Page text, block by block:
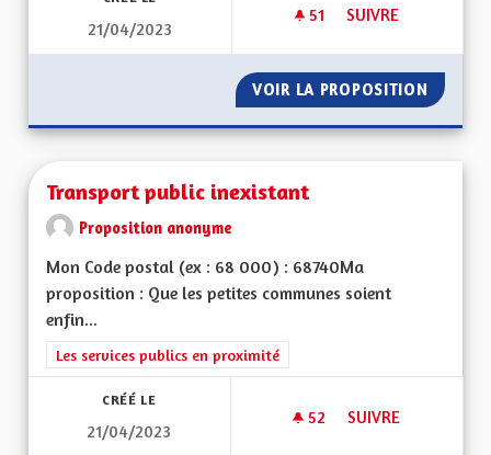
21/04/2023
51 51 ABONNÉS
SUIVRE
VOIR LA PROPOSITION
Transport public inexistant
Proposition anonyme
Mon Code postal (ex : 68 000) : 68740Ma
proposition : Que les petites communes soient
enfin...
Filtrer les résultats de la catégorie : Les services publics en
Les services publics en proximité
CRÉÉ LE
21/04/2023
52 52 ABONNÉS
SUIVRE